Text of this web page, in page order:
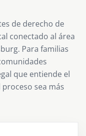
de derecho de
conectado al área
Para familias
que entiende el
sea más